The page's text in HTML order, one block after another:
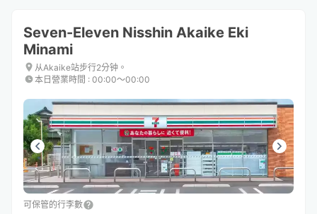
keyboard
shortcuts
for
changing
keyboard
for
changing
Seven-Eleven Nisshin Akaike Eki
Minami
从Akaike站步行2分钟。
本日營業時間 : 00:00〜00:00
可保管的行李數